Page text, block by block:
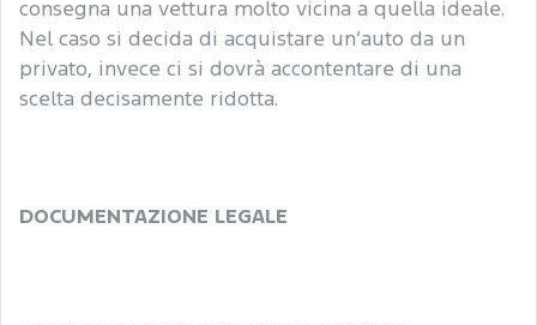
consegna una vettura molto vicina a quella ideale.
Nel caso si decida di acquistare un’auto da un
privato, invece ci si dovrà accontentare di una
scelta decisamente ridotta.
DOCUMENTAZIONE LEGALE